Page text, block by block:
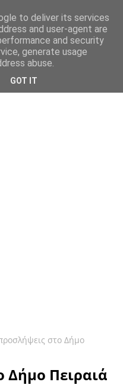
στο Δήμο
Δήμο Πειραιά
to deliver its services
and user-agent are
and security
generate usage
abuse.
GOT IT